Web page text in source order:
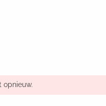
opnieuw.